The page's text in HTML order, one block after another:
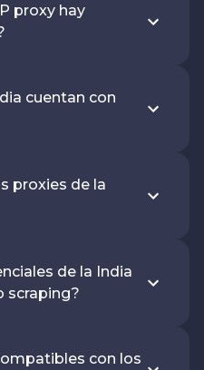
proxy hay
cuentan con
proxies de la
de la India
scraping?
con los